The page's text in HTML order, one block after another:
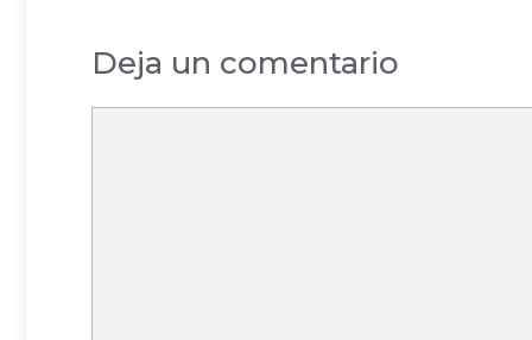
Deja un comentario